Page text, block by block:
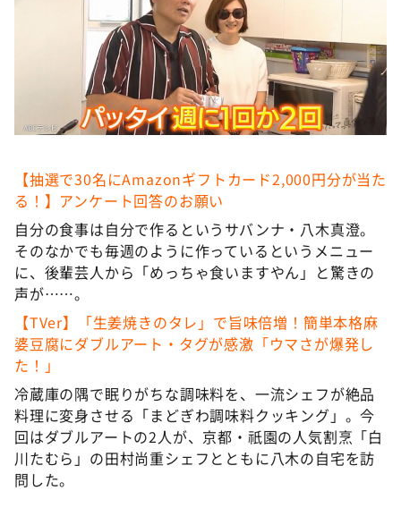
河合＆A.B.C-Z塚田×福井アナ「なんでやねん！？」
（news おかえり）
DAIGOも台所 ～きょうの献立 何にする？～
本日はダイアンなり！シーズン２
朝だ！生です旅サラダ
ＬＩＦＥ～夢のカタチ～
新婚さんいらっしゃい！
ポツンと一軒家
ザキ山小屋本館
ぺこぱのまるスポ
アナ回覧板
【抽選で30名にAmazonギフトカード2,000円分が当た
る！】アンケート回答のお願い
自分の食事は自分で作るというサバンナ・八木真澄。
そのなかでも毎週のように作っているというメニュー
に、後輩芸人から「めっちゃ食いますやん」と驚きの
声が……。
【TVer】「生姜焼きのタレ」で旨味倍増！簡単本格麻
婆豆腐にダブルアート・タグが感激「ウマさが爆発し
た！」
冷蔵庫の隅で眠りがちな調味料を、一流シェフが絶品
料理に変身させる「まどぎわ調味料クッキング」。今
回はダブルアートの2人が、京都・祇園の人気割烹「白
川たむら」の田村尚重シェフとともに八木の自宅を訪
問した。